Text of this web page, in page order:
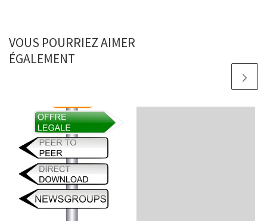
VOUS POURRIEZ AIMER
ÉGALEMENT